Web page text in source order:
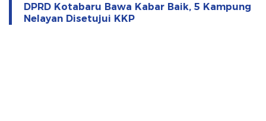
DPRD Kotabaru Bawa Kabar Baik, 5 Kampung
Nelayan Disetujui KKP